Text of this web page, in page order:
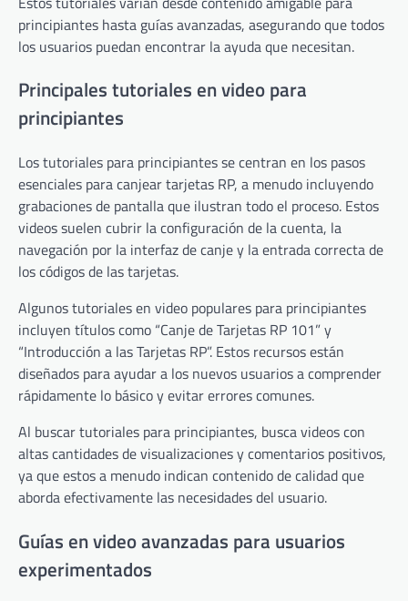
principiantes hasta guías avanzadas, asegurando que todos
los usuarios puedan encontrar la ayuda que necesitan.
Principales tutoriales en video para
principiantes
Los tutoriales para principiantes se centran en los pasos
esenciales para canjear tarjetas RP, a menudo incluyendo
grabaciones de pantalla que ilustran todo el proceso. Estos
videos suelen cubrir la configuración de la cuenta, la
navegación por la interfaz de canje y la entrada correcta de
los códigos de las tarjetas.
Algunos tutoriales en video populares para principiantes
incluyen títulos como “Canje de Tarjetas RP 101” y
“Introducción a las Tarjetas RP”. Estos recursos están
diseñados para ayudar a los nuevos usuarios a comprender
rápidamente lo básico y evitar errores comunes.
Al buscar tutoriales para principiantes, busca videos con
altas cantidades de visualizaciones y comentarios positivos,
ya que estos a menudo indican contenido de calidad que
aborda efectivamente las necesidades del usuario.
Guías en video avanzadas para usuarios
experimentados